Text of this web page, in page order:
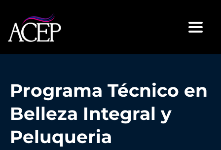
Programa Técnico en
Belleza Integral y
Peluqueria